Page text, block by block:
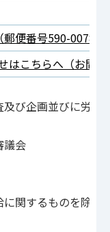
郵便番号590-0078
はこちらへ（お問
び企画並びに労務
議会
関するものを除く